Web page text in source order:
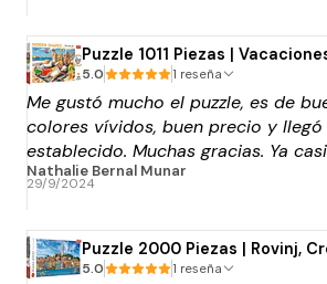
Puzzle 1011 Piezas |
5.0 1 reseña
Me gustó mucho el puzzle, es de
colores vívidos, buen precio y
establecido. Muchas gracias. Ya
Nathalie Bernal Munar
29/9/2024
Puzzle 2000 Piezas | Rovinj,
5.0 1 reseña